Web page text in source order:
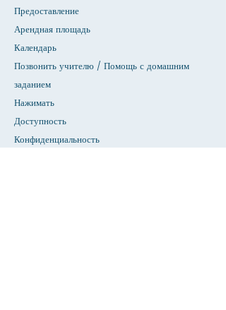
Предоставление
Арендная площадь
Календарь
Позвонить учителю / Помощь с домашним
заданием
Нажимать
Доступность
Конфиденциальность